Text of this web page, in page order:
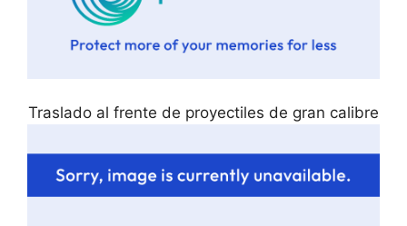
Traslado al frente de proyectiles de gran calibre